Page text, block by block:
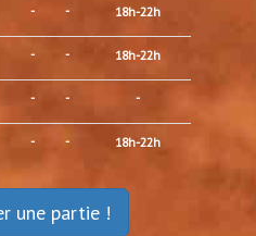
- - 18h-22h
- - 18h-22h
- - -
- - 18h-22h
une partie !